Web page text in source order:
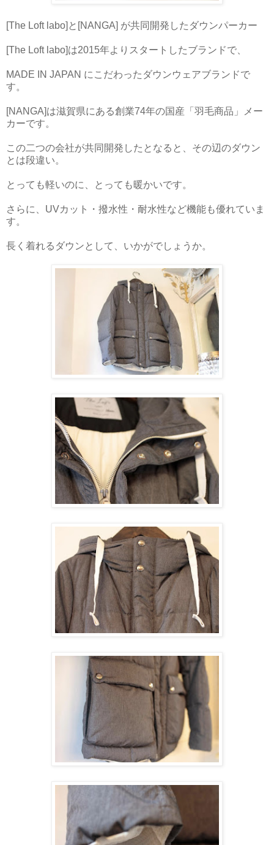
[The Loft labo]と[NANGA] が共同開発したダウンパーカー
[The Loft labo]は2015年よりスタートしたブランドで、
MADE IN JAPAN にこだわったダウンウェアブランドで
す。
[NANGA]は滋賀県にある創業74年の国産「羽毛商品」メー
カーです。
この二つの会社が共同開発したとなると、その辺のダウン
とは段違い。
とっても軽いのに、とっても暖かいです。
さらに、UVカット・撥水性・耐水性など機能も優れていま
す。
長く着れるダウンとして、いかがでしょうか。